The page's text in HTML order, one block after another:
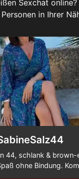
Sexchat online?
in Ihrer
44, schlank &
ohne Bindung.